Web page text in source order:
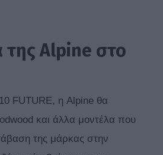
της Alpine στο
FUTURE, η Alpine θα
και άλλα μοντέλα που
της μάρκας στην